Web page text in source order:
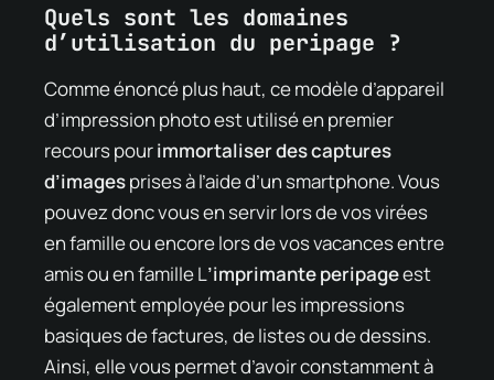
Quels sont les domaines
d’utilisation du peripage ?
Comme énoncé plus haut, ce modèle d’appareil
d’impression photo est utilisé en premier
recours pourimmortaliser des captures
d’imagesprises à l’aide d’un smartphone. Vous
pouvez donc vous en servir lors de vos virées
en famille ou encore lors de vos vacances entre
amis ou en famille L’imprimante peripageest
également employée pour les impressions
basiques de factures, de listes ou de dessins.
Ainsi, elle vous permet d’avoir constamment à